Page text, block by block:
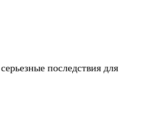
последствия для